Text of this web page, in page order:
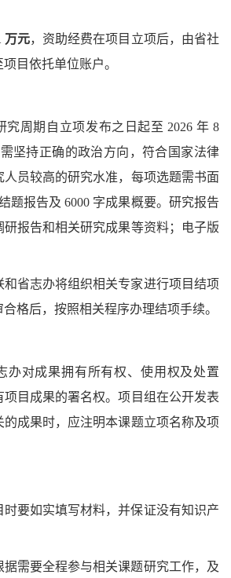
万元，资助经费在项目立项后，由省社
目依托单位账户。
究周期自立项发布之日起至 2026 年 8
坚持正确的政治方向，符合国家法律
人员较高的研究水准，每项选题需书面
题报告及 6000 字成果概要。研究报告
报告和相关研究成果等资料；电子版
和省志办将组织相关专家进行项目结项
格后，按照相关程序办理结项手续。
办对成果拥有所有权、使用权及处置
目成果的署名权。项目组在公开发表
的成果时，应注明本课题立项名称及项
时要如实填写材料，并保证没有知识产
据需要全程参与相关课题研究工作，及